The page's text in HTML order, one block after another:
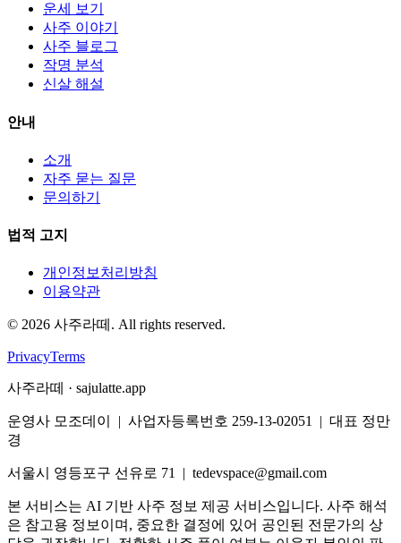
운세 보기
사주 이야기
사주 블로그
작명 분석
신살 해설
안내
소개
자주 묻는 질문
문의하기
법적 고지
개인정보처리방침
이용약관
© 2026 사주라떼. All rights reserved.
PrivacyTerms
사주라떼 · sajulatte.app
운영사 모조데이 | 사업자등록번호 259-13-02051 | 대표 정만
경
서울시 영등포구 선유로 71 | tedevspace@gmail.com
본 서비스는 AI 기반 사주 정보 제공 서비스입니다. 사주 해석
은 참고용 정보이며, 중요한 결정에 있어 공인된 전문가의 상